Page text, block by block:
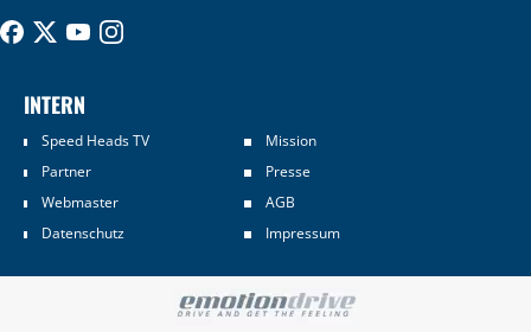
INTERN
Speed Heads TV
Mission
Partner
Presse
Webmaster
AGB
Datenschutz
Impressum